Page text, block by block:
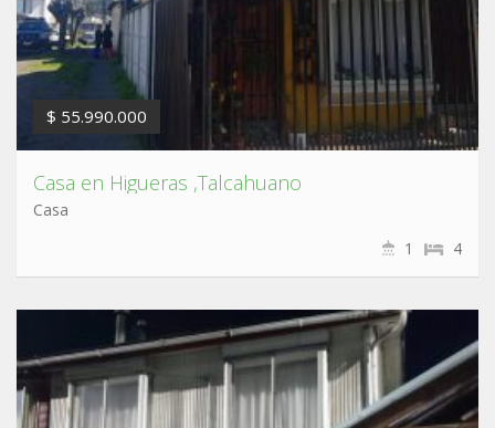
$ 55.990.000
Casa en Higueras ,Talcahuano
Casa
4
1